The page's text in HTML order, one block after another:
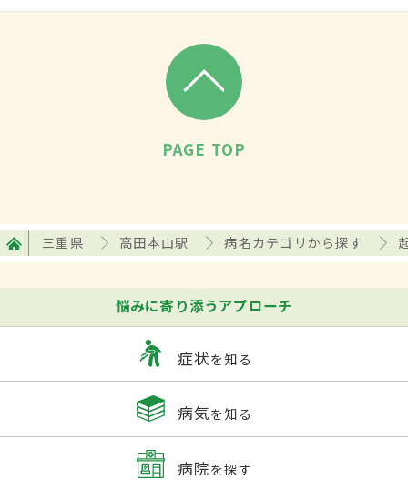
PAGE TOP
三重県 高田本山駅 病名カテゴリから探す
悩みに寄り添うアプローチ
症状を知る
病気を知る
病院を探す